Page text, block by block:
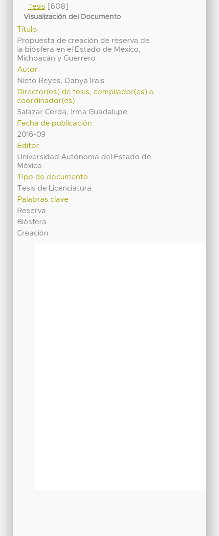
Tesis[608]
Visualización del Documento
Título
Propuesta de creación de reserva de
la biósfera en el Estado de México,
Michoacán y Guerrero
Autor
Nieto Reyes, Danya Irais
Director(es) de tesis, compilador(es) o
coordinador(es)
Salazar Cerda, Irma Guadalupe
Fecha de publicación
2016-09
Editor
Universidad Autónoma del Estado de
México
Tipo de documento
Tesis de Licenciatura
Palabras clave
Reserva
Biósfera
Creación